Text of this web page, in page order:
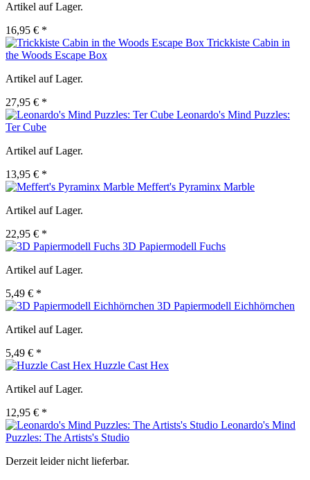
Artikel auf Lager.
16,95 € *
Trickkiste Cabin in
the Woods Escape Box
Artikel auf Lager.
27,95 € *
Leonardo's Mind Puzzles:
Ter Cube
Artikel auf Lager.
13,95 € *
Meffert's Pyraminx Marble
Artikel auf Lager.
22,95 € *
3D Papiermodell Fuchs
Artikel auf Lager.
5,49 € *
3D Papiermodell Eichhörnchen
Artikel auf Lager.
5,49 € *
Huzzle Cast Hex
Artikel auf Lager.
12,95 € *
Leonardo's Mind
Puzzles: The Artists's Studio
Derzeit leider nicht lieferbar.